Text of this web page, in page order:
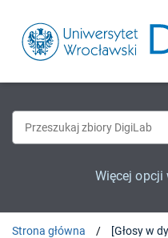
Więcej opcji
Strona główna